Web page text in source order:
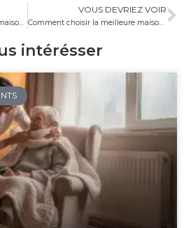
Comment choisir la meilleure maison de retraite à Lille pour vos proches ?
VOUS DEVRIEZ VOIR
Comment choisir la meilleure maison de retraite à Lille ?
intérésser